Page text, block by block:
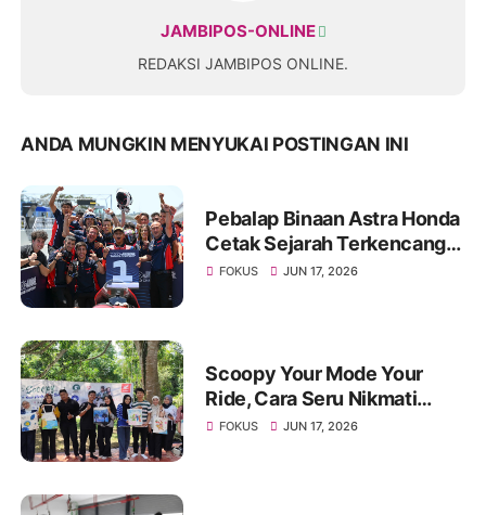
JAMBIPOS-ONLINE
REDAKSI JAMBIPOS ONLINE.
ANDA MUNGKIN MENYUKAI POSTINGAN INI
Pebalap Binaan Astra Honda
Cetak Sejarah Terkencang
di Estoril
FOKUS JUN 17, 2026
Scoopy Your Mode Your
Ride, Cara Seru Nikmati
Quality Time Bareng
FOKUS JUN 17, 2026